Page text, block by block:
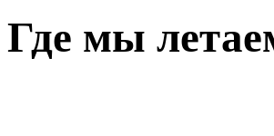
Где мы